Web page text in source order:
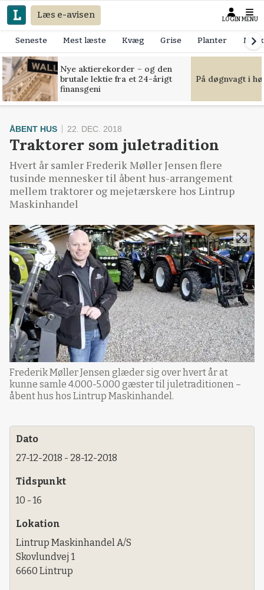
Læs e-avisen LOGIN MENU
Seneste Mest læste Kvæg Grise Planter
Nye aktierekorder – og den
brutale lektie fra et 24-årigt
finansgeni
På døgnvagt i
ÅBENT HUS 22. DEC. 2018
Traktorer som juletradition
Hvert år samler Frederik Møller Jensen flere
tusinde mennesker til åbent hus-arrangement
mellem traktorer og mejetærskere hos Lintrup
Maskinhandel
Frederik Møller Jensen glæder sig over hvert år at
kunne samle 4.000-5.000 gæster til juletraditionen –
åbent hus hos Lintrup Maskinhandel.
Dato
27-12-2018 - 28-12-2018
Tidspunkt
10 - 16
Lokation
Lintrup Maskinhandel A/S
Skovlundvej 1
6660 Lintrup